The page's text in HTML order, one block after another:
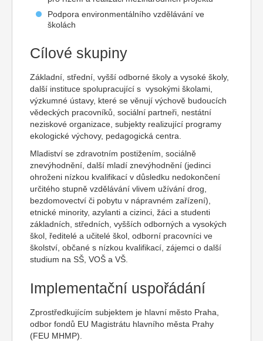
Podpora environmentálního vzdělávání ve
školách
Cílové skupiny
Základní, střední, vyšší odborné školy a vysoké školy,
další instituce spolupracující s vysokými školami,
výzkumné ústavy, které se věnují výchově budoucích
vědeckých pracovníků, sociální partneři, nestátní
neziskové organizace, subjekty realizující programy
ekologické výchovy, pedagogická centra.
Mladiství se zdravotním postižením, sociálně
znevýhodnění, další mladí znevýhodnění (jedinci
ohroženi nízkou kvalifikací v důsledku nedokončení
určitého stupně vzdělávání vlivem užívání drog,
bezdomovectví či pobytu v nápravném zařízení),
etnické minority, azylanti a cizinci, žáci a studenti
základních, středních, vyšších odborných a vysokých
škol, ředitelé a učitelé škol, odborní pracovníci ve
školství, občané s nízkou kvalifikací, zájemci o další
studium na SŠ, VOŠ a VŠ.
Implementační uspořádání
Zprostředkujícím subjektem je hlavní město Praha,
odbor fondů EU Magistrátu hlavního města Prahy
(FEU MHMP).